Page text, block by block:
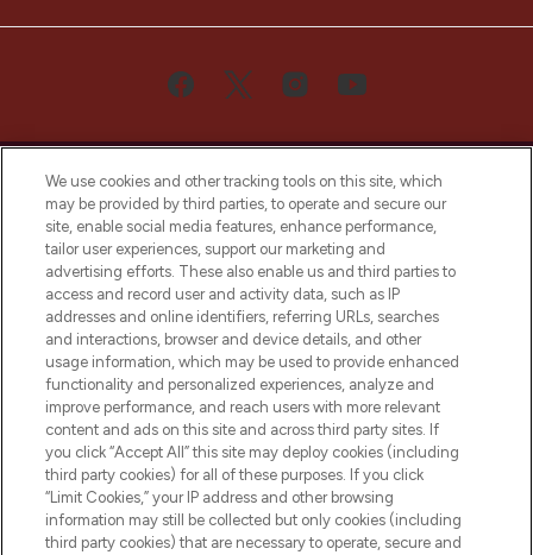
Bądź pierwszą osobą, która dowie się o
najnowszych produktach, od niszowych i
uznanych marek, sezonowych trendach i
otrzyma ekskluzywne artykuły redakcyjne
z Sunday Supplement.
Zgoda na pliki cookie
Do Not Sell or Share My Personal
Information
POMOC & INFORMACJE
We use cookies and other tracking tools on this site, which
may be provided by third parties, to operate and secure our
site, enable social media features, enhance performance,
tailor user experiences, support our marketing and
advertising efforts. These also enable us and third parties to
access and record user and activity data, such as IP
addresses and online identifiers, referring URLs, searches
and interactions, browser and device details, and other
usage information, which may be used to provide enhanced
functionality and personalized experiences, analyze and
improve performance, and reach users with more relevant
content and ads on this site and across third party sites. If
you click “Accept All” this site may deploy cookies (including
third party cookies) for all of these purposes. If you click
“Limit Cookies,” your IP address and other browsing
information may still be collected but only cookies (including
third party cookies) that are necessary to operate, secure and